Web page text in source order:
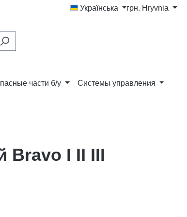
Українська грн. Hryvnia
части б/у Системы управления
Bravo I II III